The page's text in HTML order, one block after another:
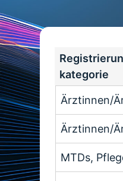
kategorie
Ärztinnen/
Ärztinnen/
MTDs,